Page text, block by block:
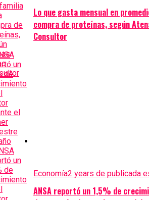
Lo que gasta mensual en
compra de proteínas, según
Consultor
Economía2 years de publicada
ANSA reportó un 1,5% de